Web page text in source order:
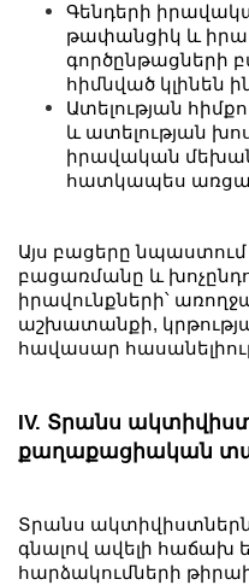
Գենդերի
թափանցիկ և
գործընթացների
հիմնված կլինեն
Ատելության
և ատելության
իրավական
հատկապես
Այս բացերը
բացառմանը և
իրավունքների՝
աշխատանքի,
հավասար
IV. Տրանս
քաղաքացիական
Տրանս
գնալով ավելի հաճախ
հարձակումների